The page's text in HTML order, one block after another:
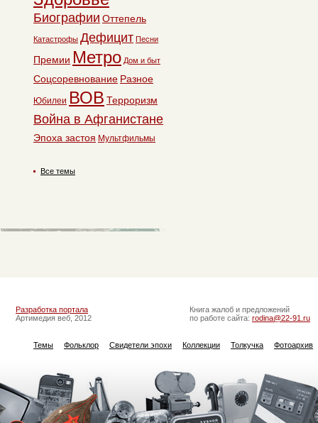
Биографии Оттепель
Катастрофы Дефицит Песни
Премии Метро Дом и быт
Соцсоревнование Разное
Юбилеи ВОВ Терроризм
Война в Афганистане
Эпоха застоя Мультфильмы
Все темы
Разработка портала
Артимедия веб, 2012
Книга жалоб и предложений
по работе сайта: rodina@22-91.ru
Темы Фольклор Свидетели эпохи Коллекции Толкучка Фотоархив